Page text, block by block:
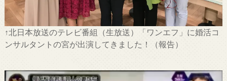
↑北日本放送のテレビ番組（生放送）「ワンエフ」に婚活コ
ンサルタントの宮が出演してきました！（報告）